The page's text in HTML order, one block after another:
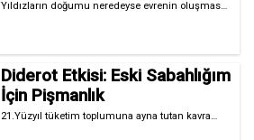
Yıldızların doğumu neredeyse evrenin oluşmas…
Diderot Etkisi: Eski Sabahlığım
İçin Pişmanlık
21.Yüzyıl tüketim toplumuna ayna tutan kavra…